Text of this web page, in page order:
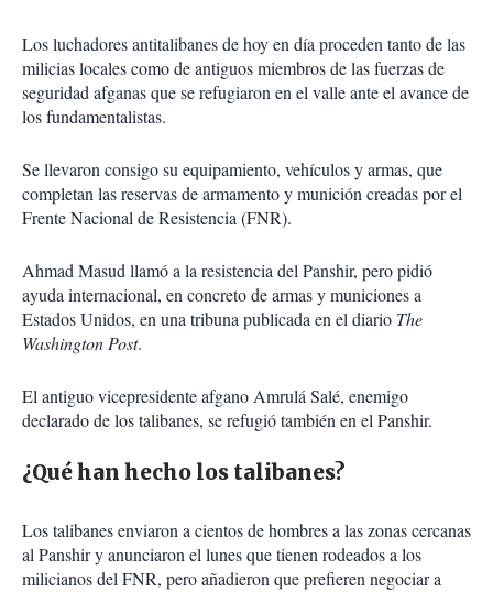
Los luchadores antitalibanes de hoy en día proceden tanto de las
milicias locales como de antiguos miembros de las fuerzas de
seguridad afganas que se refugiaron en el valle ante el avance de
los fundamentalistas.
Se llevaron consigo su equipamiento, vehículos y armas, que
completan las reservas de armamento y munición creadas por el
Frente Nacional de Resistencia (FNR).
Ahmad Masud llamó a la resistencia del Panshir, pero pidió
ayuda internacional, en concreto de armas y municiones a
Estados Unidos, en una tribuna publicada en el diario The
Washington Post.
El antiguo vicepresidente afgano Amrulá Salé, enemigo
declarado de los talibanes, se refugió también en el Panshir.
¿Qué han hecho los talibanes?
Los talibanes enviaron a cientos de hombres a las zonas cercanas
al Panshir y anunciaron el lunes que tienen rodeados a los
milicianos del FNR, pero añadieron que prefieren negociar a